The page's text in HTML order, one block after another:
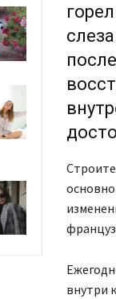
внутри